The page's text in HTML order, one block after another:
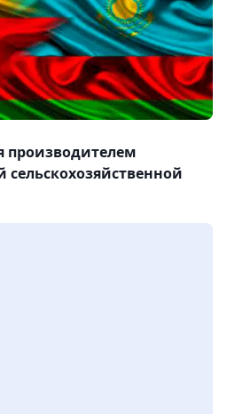
производителем
сельскохозяйственной